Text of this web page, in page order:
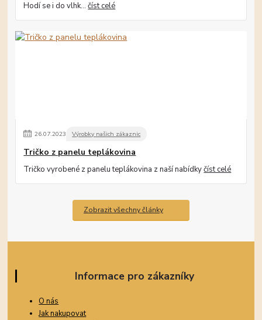
Hodí se i do vlhk...číst celé
26.07.2023 Výrobky našich zákaznic
Tričko z panelu teplákovina
Tričko vyrobené z panelu teplákovina z naší nabídkyčíst celé
Zobrazit všechny články
Informace pro zákazníky
O nás
Jak nakupovat